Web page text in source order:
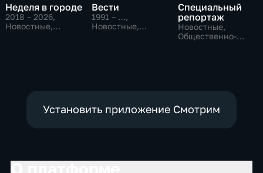
Неделя в городе
2018 – 2026,
Новостные,
Вести
1991 – …,
Новостные,
Специальный
репортаж
Новостные,
Общественно-
Установить приложение Смотрим